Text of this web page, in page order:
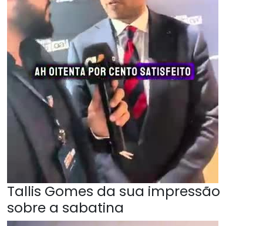
Tallis Gomes da sua impressão
sobre a sabatina